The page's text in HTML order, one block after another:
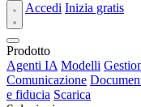
Accedi Inizia gratis
Prodotto
Agenti IA Modelli
Comunicazione
e fiducia Scarica